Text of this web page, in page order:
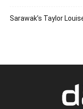
Sarawak’s Taylor